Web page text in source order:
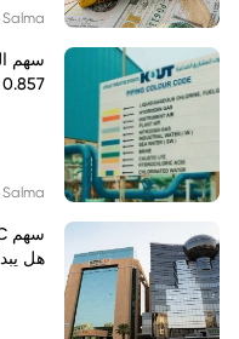
Salma
0.857 دينار.. هل تبدأ مرحلة تعافٍ جديدة؟
Salma
هل يبدأ سهم